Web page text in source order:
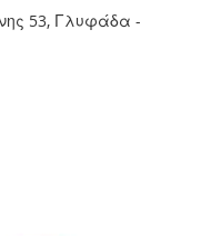
53, Γλυφάδα -